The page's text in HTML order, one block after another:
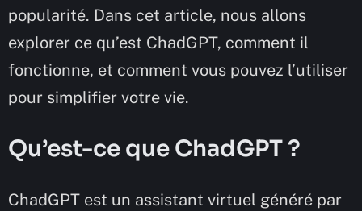
popularité. Dans cet article, nous allons
explorer ce qu’est ChadGPT, comment il
fonctionne, et comment vous pouvez l’utiliser
pour simplifier votre vie.
Qu’est-ce que ChadGPT ?
ChadGPT est un assistant virtuel généré par